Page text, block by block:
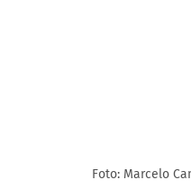
Foto: Marcelo